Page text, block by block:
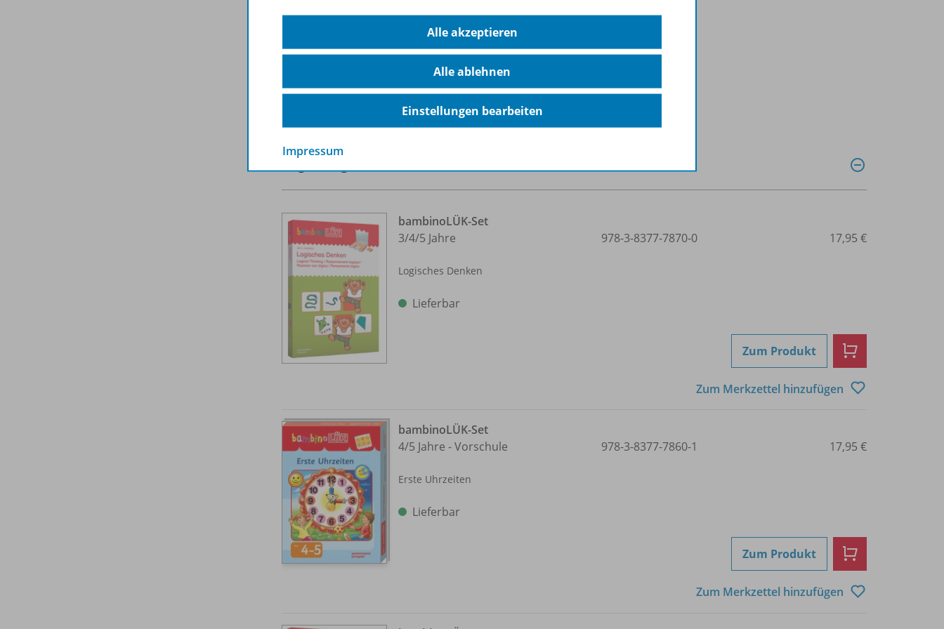
Selbstständiges Lernen mit direkter Selbstkontrolle
Große Auswahl an Übungsheften für verschiedene Altersstufen
Erfahren Sie mehr über die Reihe
Zugehörige Produkte
bambinoLÜK-Set
3/4/5 Jahre
Logisches Denken
Lieferbar
978-3-8377-7870-0 17,95 €
Zum Produkt
Zum Merkzettel hinzufügen
bambinoLÜK-Set
4/5 Jahre - Vorschule
Erste Uhrzeiten
Lieferbar
978-3-8377-7860-1 17,95 €
Zum Produkt
Zum Merkzettel hinzufügen
Alle akzeptieren
Alle ablehnen
Einstellungen bearbeiten
Impressum